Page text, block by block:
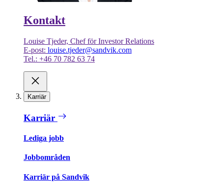
Kontakt
Louise Tjeder, Chef för Investor Relations
E-post: louise.tjeder@sandvik.com
Tel.: +46 70 782 63 74
Karriär
Karriär
Lediga jobb
Jobbområden
Karriär på Sandvik